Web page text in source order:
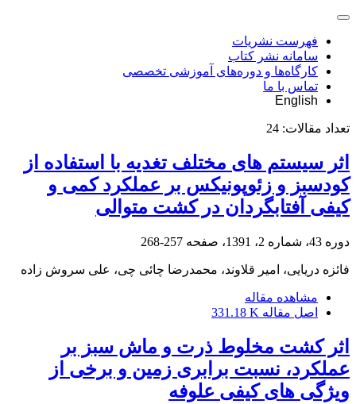
فهرست نشریات
سامانه نشر کتاب
کارگاه‌ها و دوره‌های آموزشی تخصصی
تماس با ما
English
تعداد مقالات: 24
اثر سیستم های مختلف تغدیه با استفاده از
کودسبز و زئوپونیکس بر عملکرد کمی و
کیفی آفتابگردان در کشت متوالی
دوره 43، شماره 2، 1391، صفحه 257-268
فائزه دریایی، امیر قلاوند، محمدرضا چائی چی، علی سروش زاده
مشاهده مقاله
اصل مقاله 331.18 K
اثر کشت مخلوط ذرت و ماش سبز بر
عملکرد، نسبت برابری زمین و برخی از
ویژگی های کیفی علوفه